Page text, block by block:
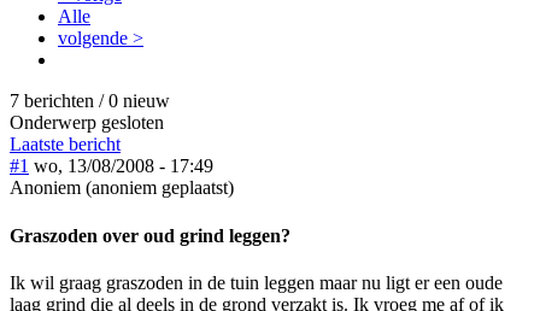
Alle
volgende >
7 berichten / 0 nieuw
Onderwerp gesloten
Laatste bericht
#1 wo, 13/08/2008 - 17:49
Anoniem (anoniem geplaatst)
Graszoden over oud grind leggen?
Ik wil graag graszoden in de tuin leggen maar nu ligt er een oude
laag grind die al deels in de grond verzakt is. Ik vroeg me af of ik